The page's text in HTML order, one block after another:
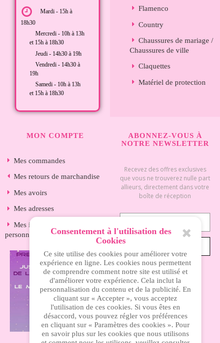
Mardi - 15h à
18h30
Mercredi - 10h à 13h
et 15h à 18h30
Jeudi - 14h30 à 19h
Vendredi - 14h30 à
19h
Samedi - 10h à 13h
et 15h à 18h30
Flamenco
Country
Chaussures de mariage /
Chaussures de ville
Claquettes
Matériel de protection
MON COMPTE
Mes commandes
Mes retours de marchandise
Mes avoirs
Mes adresses
Mes informations
personnelles
ABONNEZ-VOUS À
NOTRE NEWSLETTER
Recevez des offres exclusives
que vous ne trouverez nulle part
allieurs, directement dans votre
boîte de réception
INFORMATIONS
Nos magasins
Livraison
Consentement à l'utilisation des
Cookies
Ce site utilise des cookies pour améliorer votre
expérience en ligne. Les cookies nous permettent
de comprendre comment notre site est utilisé et
d'améliorer votre expérience. Cela inclut la
personnalisation du contenu et de la publicité. En
cliquant sur « Accepter », vous acceptez
l'utilisation de ces cookies. Si vous êtes en
désaccord, vous pouvez régler vos préférences
en cliquant sur « Paramètres des cookies ». Pour
en savoir plus sur les cookies que nous utilisons